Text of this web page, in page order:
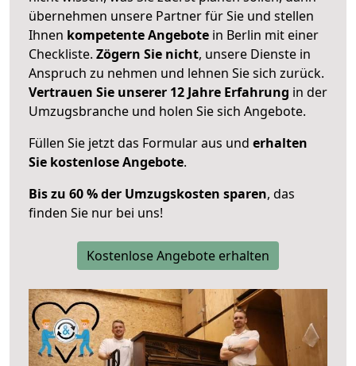
übernehmen unsere Partner für Sie und stellen
Ihnen kompetente Angebote in Berlin mit einer
Checkliste. Zögern Sie nicht, unsere Dienste in
Anspruch zu nehmen und lehnen Sie sich zurück.
Vertrauen Sie unserer 12 Jahre Erfahrung in der
Umzugsbranche und holen Sie sich Angebote.
Füllen Sie jetzt das Formular aus und erhalten
Sie kostenlose Angebote.
Bis zu 60 % der Umzugskosten sparen, das
finden Sie nur bei uns!
Kostenlose Angebote erhalten